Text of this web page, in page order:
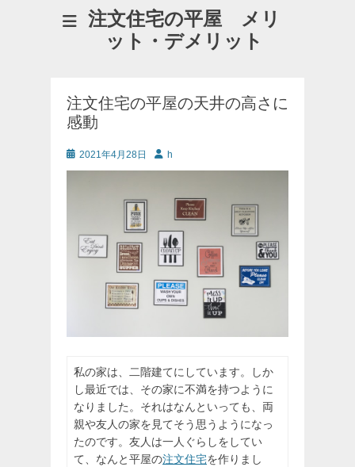
注文住宅の平屋 メリ
ット・デメリット
注文住宅の平屋の天井の高さに
感動
投
稿
2021年4月28日
投
稿
h
私の家は、二階建てにしています。しか
し最近では、その家に不満を持つように
なりました。それはなんといっても、両
親や友人の家を見てそう思うようになっ
たのです。友人は一人ぐらしをしてい
て、なんと平屋の注文住宅を作りまし